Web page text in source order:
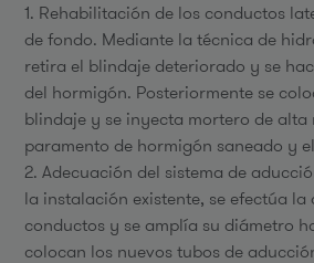
1. Rehabilitación de los conductos
de fondo. Mediante la técnica de
retira el blindaje deteriorado y se
del hormigón. Posteriormente se
blindaje y se inyecta mortero de alta
paramento de hormigón saneado y
2. Adecuación del sistema de
la instalación existente, se efectúa la
conductos y se amplía su diámetro
colocan los nuevos tubos de